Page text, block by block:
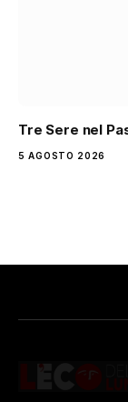
Tre Sere nel
5 AGOSTO 2026